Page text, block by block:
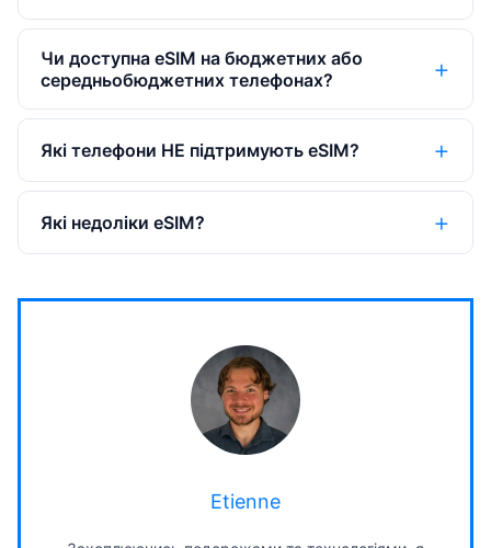
Чи доступна eSIM на бюджетних або
середньобюджетних телефонах?
Які телефони НЕ підтримують eSIM?
Які недоліки eSIM?
Etienne